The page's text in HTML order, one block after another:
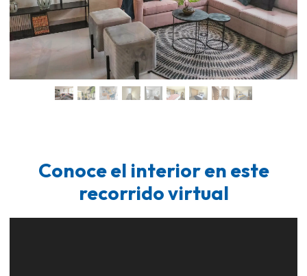
Conoce el interior en este
recorrido virtual